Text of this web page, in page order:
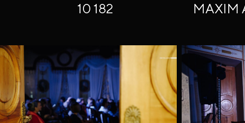
10 182 MAXIM